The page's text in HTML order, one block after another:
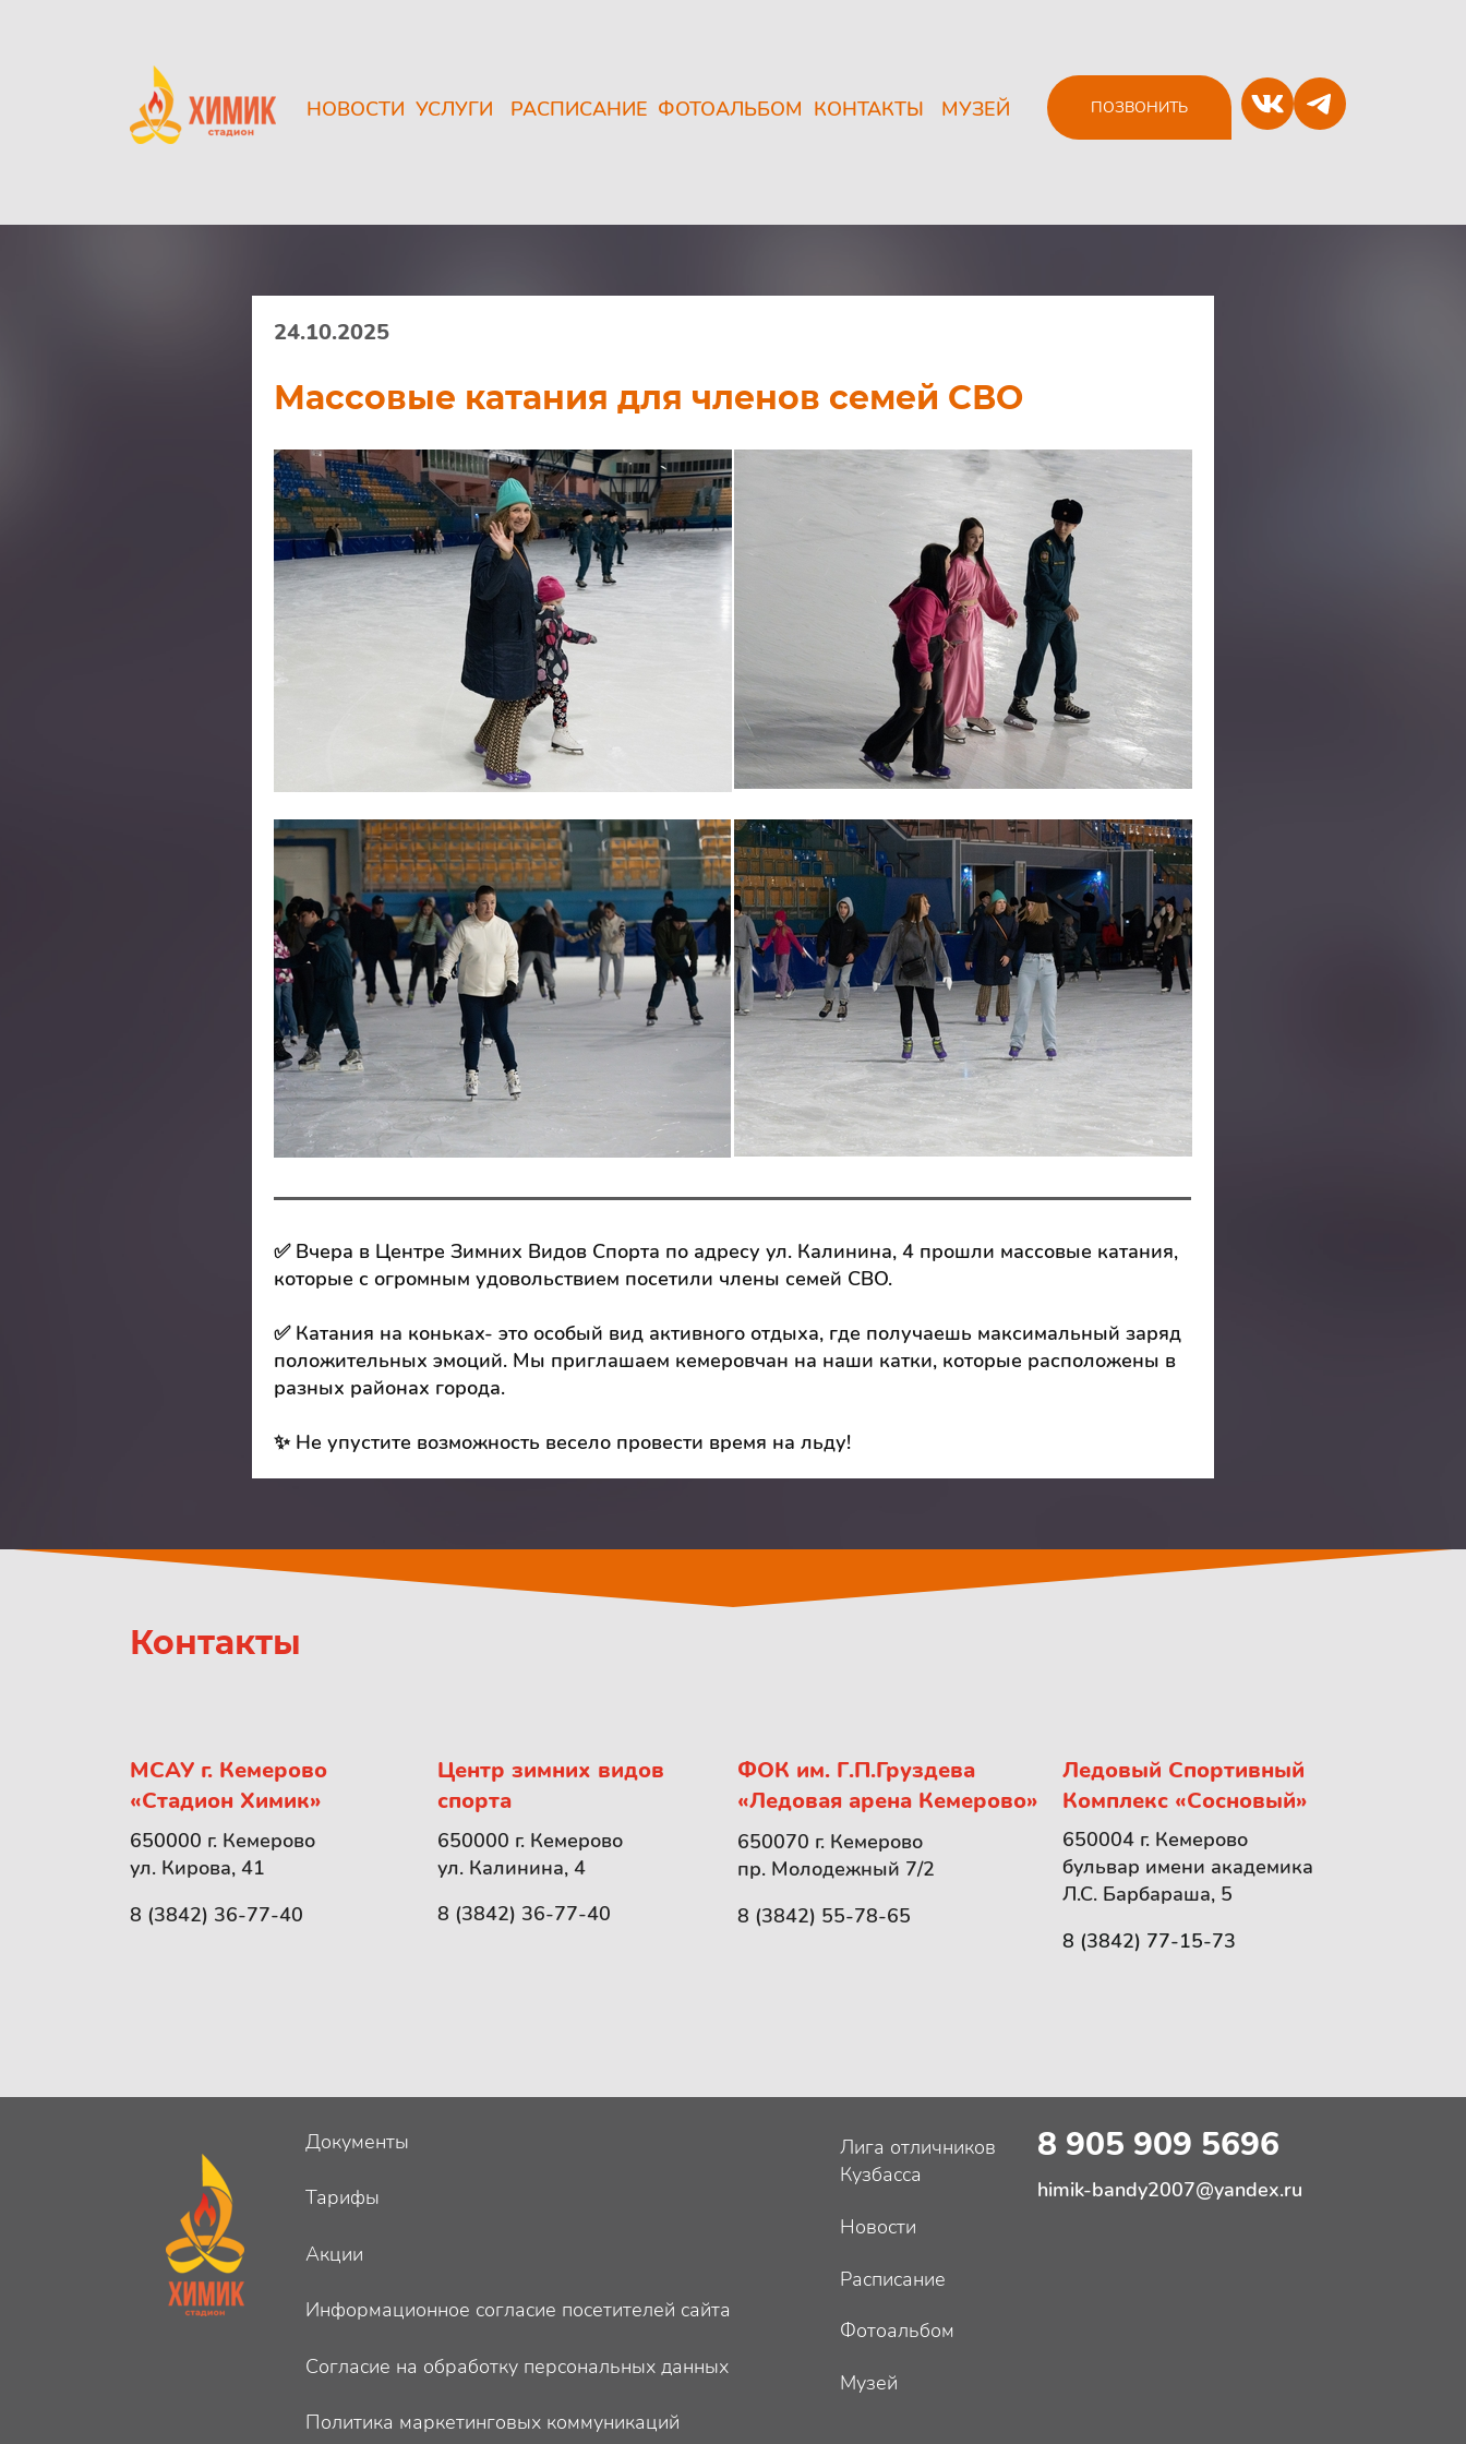
НОВОСТИ УСЛУГИ РАСПИСАНИЕ ФОТОАЛЬБОМ КОНТАКТЫ МУЗЕЙ ПОЗВОНИТЬ
24.10.2025
Массовые катания для членов семей СВО
✅ Вчера в Центре Зимних Видов Спорта по адресу ул. Калинина, 4 прошли массовые катания,
которые с огромным удовольствием посетили члены семей СВО.
✅ Катания на коньках- это особый вид активного отдыха, где получаешь максимальный заряд
положительных эмоций. Мы приглашаем кемеровчан на наши катки, которые расположены в
разных районах города.
✨ Не упустите возможность весело провести время на льду!
Контакты
МСАУ г. Кемерово
«Стадион Химик»
650000 г. Кемерово
ул. Кирова, 41
8 (3842) 36-77-40
Центр зимних видов
спорта
650000 г. Кемерово
ул. Калинина, 4
8 (3842) 36-77-40
ФОК им. Г.П.Груздева
«Ледовая арена Кемерово»
650070 г. Кемерово
пр. Молодежный 7/2
8 (3842) 55-78-65
Ледовый Спортивный
Комплекс «Сосновый»
650004 г. Кемерово
бульвар имени академика
Л.С. Барбараша, 5
8 (3842) 77-15-73
Документы
Тарифы
Акции
Информационное согласие посетителей сайта
Согласие на обработку персональных данных
Политика маркетинговых коммуникаций
Лига отличников
Кузбасса
Новости
Расписание
Фотоальбом
Музей
8 905 909 5696
himik-bandy2007@yandex.ru